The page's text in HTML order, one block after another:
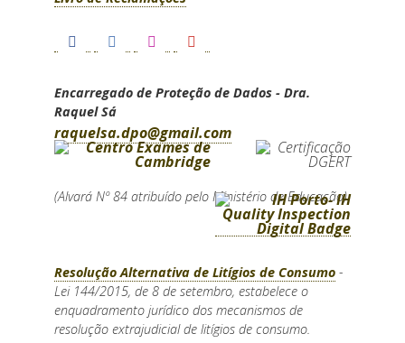
Encarregado de Proteção de Dados - Dra.
Raquel Sá
raquelsa.dpo@gmail.com
(Alvará Nº 84 atribuído pelo Ministério de Educação)
Resolução Alternativa de Litígios de Consumo-
Lei 144/2015, de 8 de setembro, estabelece o
enquadramento jurídico dos mecanismos de
resolução extrajudicial de litígios de consumo.